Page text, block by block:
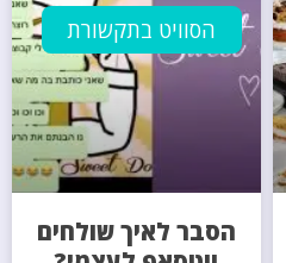
הסוויט בתקשורת
הסבר לאיך שולחים